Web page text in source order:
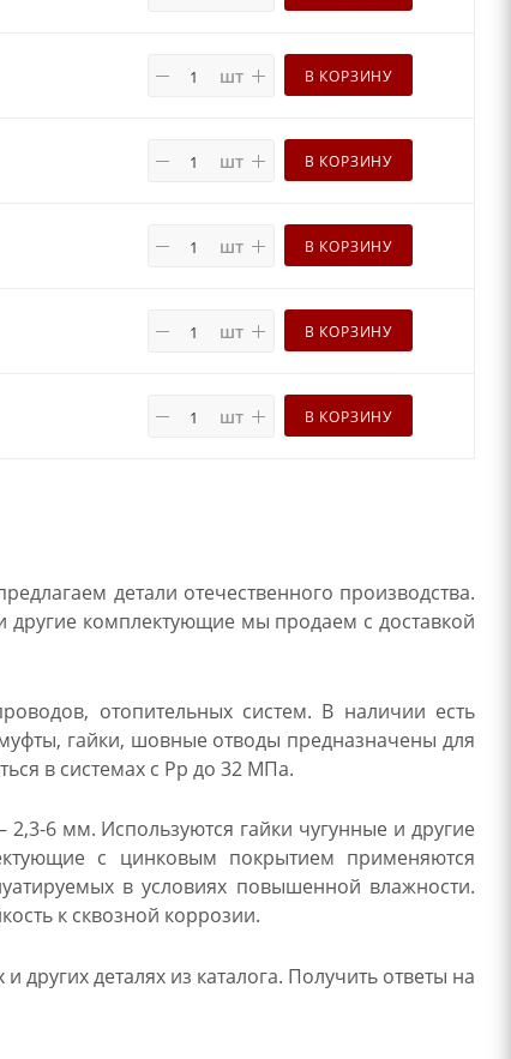
шт В КОРЗИНУ
шт В КОРЗИНУ
шт В КОРЗИНУ
шт В КОРЗИНУ
шт В КОРЗИНУ
детали отечественного производства.
другие комплектующие мы продаем с доставкой
отопительных систем. В наличии есть
гайки, шовные отводы предназначены для
в системах с Рр до 32 МПа.
6 мм. Используются гайки чугунные и другие
с цинковым покрытием применяются
в условиях повышенной влажности.
к сквозной коррозии.
деталях из каталога. Получить ответы на